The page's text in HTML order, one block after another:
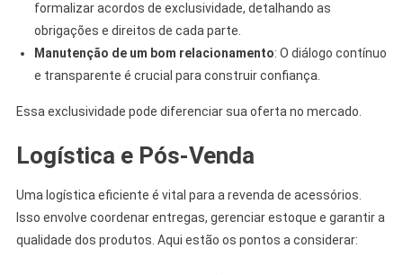
formalizar acordos de exclusividade, detalhando as
obrigações e direitos de cada parte.
Manutenção de um bom relacionamento: O diálogo contínuo
e transparente é crucial para construir confiança.
Essa exclusividade pode diferenciar sua oferta no mercado.
Logística e Pós-Venda
Uma logística eficiente é vital para a revenda de acessórios.
Isso envolve coordenar entregas, gerenciar estoque e garantir a
qualidade dos produtos. Aqui estão os pontos a considerar: